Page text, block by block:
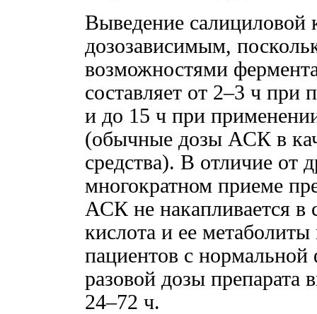
Выведение салициловой
дозозависимым,
возможностями
составляет от 2–3 ч
и до 15 ч при
(обычные дозы АСК в
средства). В отличие от
многократном приеме
АСК не накапливается в
кислота и ее
пациентов с
разовой дозы препарата
24–72 ч.